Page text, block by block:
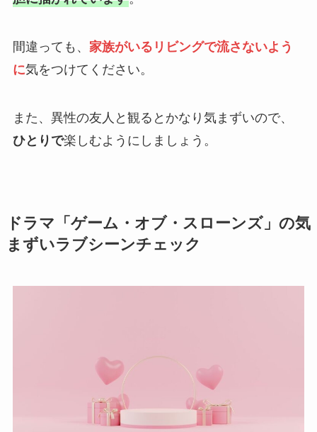
間違っても、 家族がいるリビングで流さないよう
に気をつけてください。
また、異性の友人と観るとかなり気まずいので、
ひとりで楽しむようにしましょう。
ドラマ 「ゲーム・オブ・スローンズ」の気
まずいラブシーンチェック